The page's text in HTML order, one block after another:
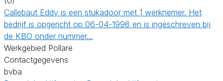
Callebaut Eddy is een stukadoor met 1 werknemer. Het
bedrijf is opgericht op 06-04-1998 en is ingeschreven bij
de KBO onder nummer…
Werkgebied Pollare
Contactgegevens
bvba